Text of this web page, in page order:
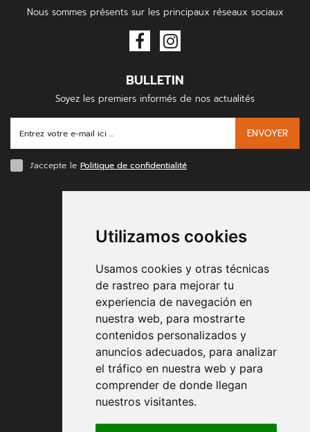
Utilizamos cookies
Usamos cookies y otras técnicas
de rastreo para mejorar tu
experiencia de navegación en
nuestra web, para mostrarte
contenidos personalizados y
anuncios adecuados, para analizar
el tráfico en nuestra web y para
comprender de donde llegan
nuestros visitantes.
Nous sommes présents sur les principaux réseaux sociaux
BULLETIN
Soyez les premiers informés de nos actualités
ENVOYER
J'accepte le Politique de confidentialité
Conditions contractuelles
Expédition et remise
Retour